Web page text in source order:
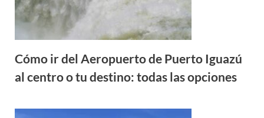
Cómo ir del Aeropuerto de Puerto Iguazú
al centro o tu destino: todas las opciones